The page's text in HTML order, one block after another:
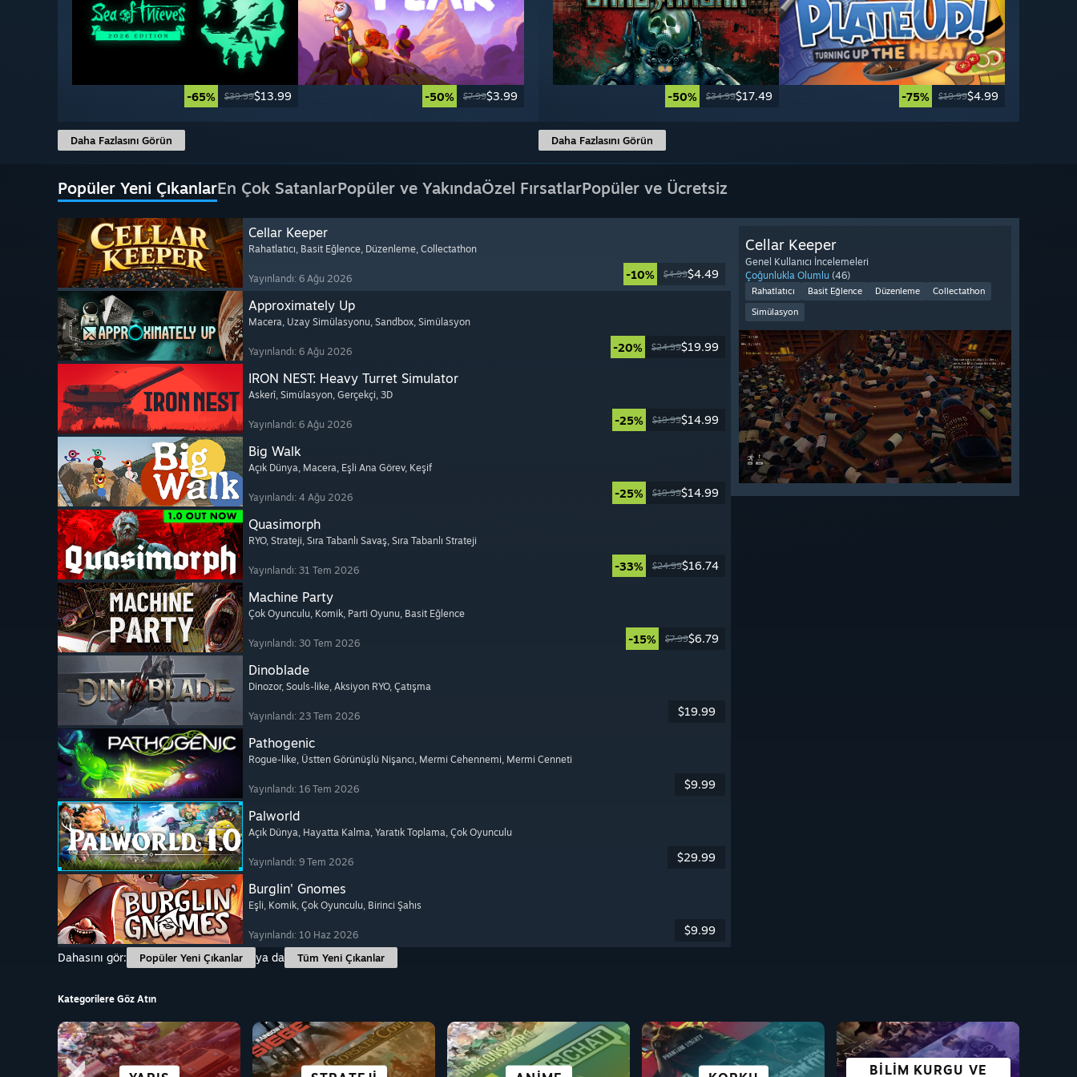
-65% $39.99$13.99 -50% $7.99$3.99
Daha Fazlasını Görün
-50% $34.99$17.49 -75% $19.99$4.99
Daha Fazlasını Görün
Popüler Yeni ÇıkanlarEn Çok SatanlarPopüler ve YakındaÖzel FırsatlarPopüler ve Ücretsiz
Cellar Keeper
Rahatlatıcı, Basit Eğlence, Düzenleme, Collectathon
Yayınlandı: 6 Ağu 2026 -10% $4.99$4.49
Approximately Up
Macera, Uzay Simülasyonu, Sandbox, Simülasyon
Yayınlandı: 6 Ağu 2026 -20% $24.99$19.99
IRON NEST: Heavy Turret Simulator
Askerî, Simülasyon, Gerçekçi, 3D
Yayınlandı: 6 Ağu 2026 -25% $19.99$14.99
Big Walk
Açık Dünya, Macera, Eşli Ana Görev, Keşif
Yayınlandı: 4 Ağu 2026 -25% $19.99$14.99
Quasimorph
RYO, Strateji, Sıra Tabanlı Savaş, Sıra Tabanlı Strateji
Yayınlandı: 31 Tem 2026 -33% $24.99$16.74
Machine Party
Çok Oyunculu, Komik, Parti Oyunu, Basit Eğlence
Yayınlandı: 30 Tem 2026 -15% $7.99$6.79
Dinoblade
Dinozor, Souls-like, Aksiyon RYO, Çatışma
Yayınlandı: 23 Tem 2026 $19.99
Pathogenic
Rogue-like, Üstten Görünüşlü Nişancı, Mermi Cehennemi, Mermi Cenneti
Yayınlandı: 16 Tem 2026 $9.99
Palworld
Açık Dünya, Hayatta Kalma, Yaratık Toplama, Çok Oyunculu
Yayınlandı: 9 Tem 2026 $29.99
Burglin' Gnomes
Eşli, Komik, Çok Oyunculu, Birinci Şahıs
Yayınlandı: 10 Haz 2026
$9.99
Dahasını gör:
Popüler Yeni Çıkanlar ya da Tüm Yeni Çıkanlar
Cellar Keeper
Genel Kullanıcı İncelemeleri
Çoğunlukla Olumlu (46)
Rahatlatıcı Basit Eğlence Düzenleme
Collectathon
Simülasyon
Kategorilere Göz Atın
BILIM KURGU VE
DECK'TE OYNAMASI